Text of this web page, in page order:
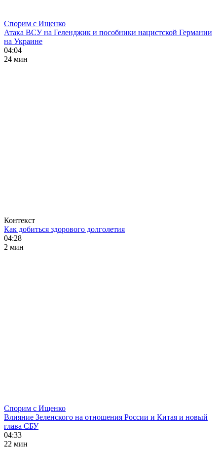
Спорим с Ищенко
Атака ВСУ на Геленджик и пособники нацистской Германии
на Украине
04:04
24 мин
Контекст
Как добиться здорового долголетия
04:28
2 мин
Спорим с Ищенко
Влияние Зеленского на отношения России и Китая и новый
глава СБУ
04:33
22 мин